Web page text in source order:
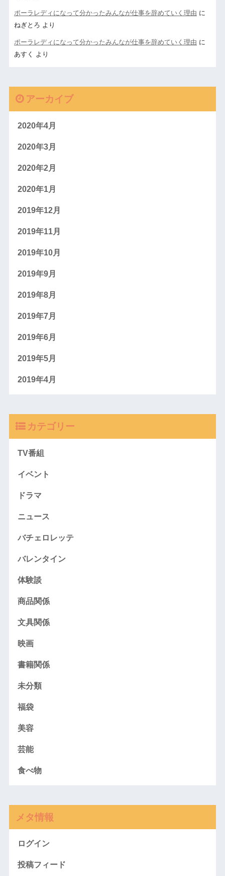
ポーラレディになって分かったみんなが仕事を辞めていく理由 に
ねぎとろ より
ポーラレディになって分かったみんなが仕事を辞めていく理由 に
あすく
より
アーカイブ
2020年4月
2020年3月
2020年2月
2020年1月
2019年12月
2019年11月
2019年10月
2019年9月
2019年8月
2019年7月
2019年6月
2019年5月
2019年4月
カテゴリー
TV番組
イベント
ドラマ
ニュース
バチェロレッテ
バレンタイン
体験談
商品関係
文具関係
映画
書籍関係
未分類
福袋
美容
芸能
食べ物
メタ情報
ログイン
投稿フィード